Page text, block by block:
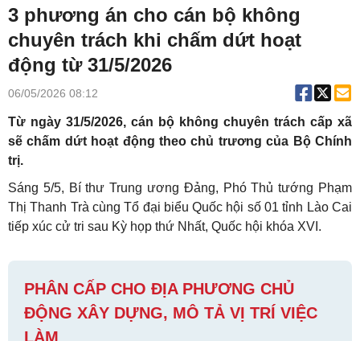
3 phương án cho cán bộ không
chuyên trách khi chấm dứt hoạt
động từ 31/5/2026
06/05/2026 08:12
Từ ngày 31/5/2026, cán bộ không chuyên trách cấp xã
sẽ chấm dứt hoạt động theo chủ trương của Bộ Chính
trị.
Sáng 5/5, Bí thư Trung ương Đảng, Phó Thủ tướng Phạm
Thị Thanh Trà cùng Tổ đại biểu Quốc hội số 01 tỉnh Lào Cai
tiếp xúc cử tri sau Kỳ họp thứ Nhất, Quốc hội khóa XVI.
PHÂN CẤP CHO ĐỊA PHƯƠNG CHỦ
ĐỘNG XÂY DỰNG, MÔ TẢ VỊ TRÍ VIỆC
LÀM